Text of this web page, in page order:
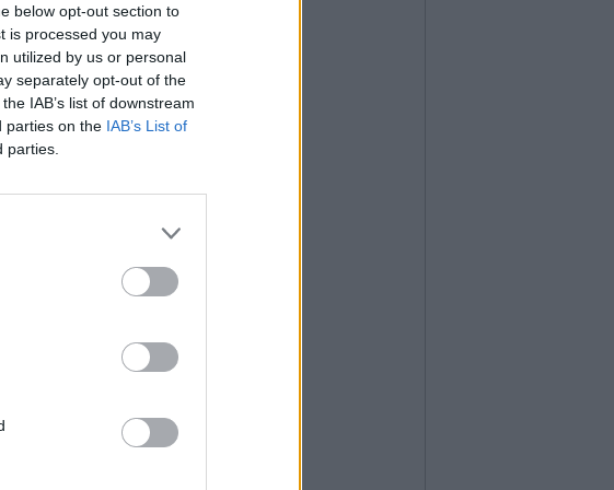
below opt-out section to
is processed you may
utilized by us or personal
separately opt-out of the
IAB’s list of downstream
parties on the IAB’s List of
parties.
di